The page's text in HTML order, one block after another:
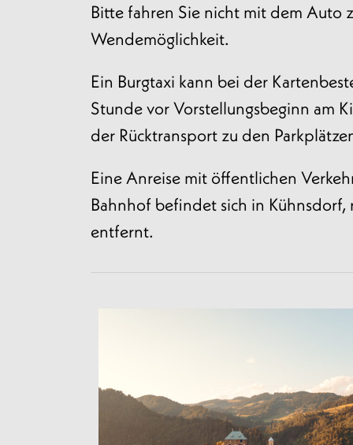
Bitte fahren Sie nicht mit dem Auto
Wendemöglichkeit.
Ein Burgtaxi kann bei der
Stunde vor Vorstellungsbeginn am
der Rücktransport zu den
Eine Anreise mit öffentlichen
Bahnhof befindet sich in
entfernt.